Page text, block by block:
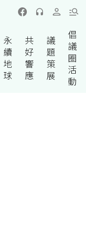
永
續
地
球
共
好
響
應
議
題
策
展
倡
議
圈
活
動